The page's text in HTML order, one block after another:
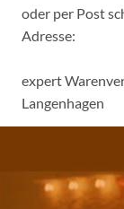
oder per Post
Adresse:
expert
Langenhagen